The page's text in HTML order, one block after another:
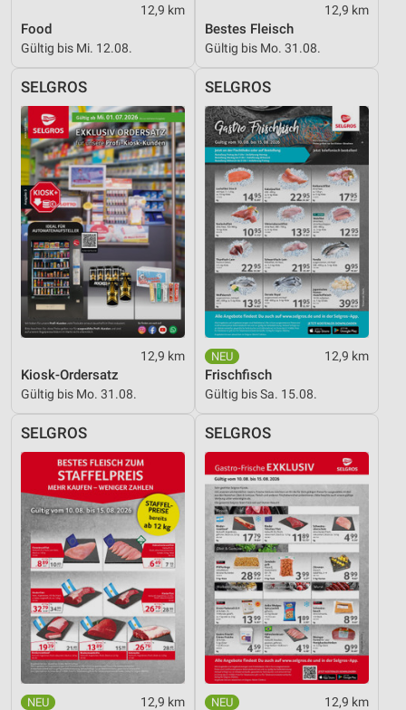
12,9 km
Food
Gültig bis Mi. 12.08.
12,9 km
Bestes Fleisch
Gültig bis Mo. 31.08.
SELGROS
12,9 km
Kiosk-Ordersatz
Gültig bis Mo. 31.08.
SELGROS
12,9 km
Frischfisch
Gültig bis Sa. 15.08.
SELGROS
12,9 km
SELGROS
12,9 km